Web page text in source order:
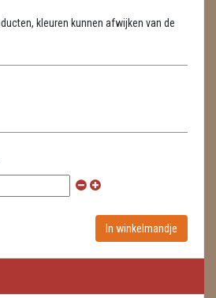
ADVIES
kleuren kunnen afwijken van de